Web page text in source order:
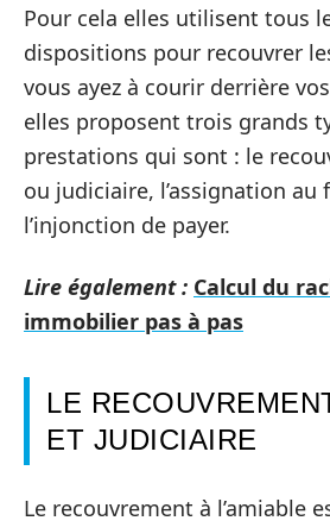
Pour cela elles utilisent tous
dispositions pour recouvrer
vous ayez à courir derrière
elles proposent trois grands
prestations qui sont : le
ou judiciaire, l’assignation au
l’injonction de payer.
Lire également : Calcul du
immobilier pas à pas
LE
ET JUDICIAIRE
Le recouvrement à l’amiable